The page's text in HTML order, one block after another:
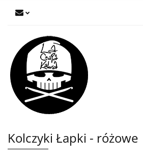
Kolczyki Łapki - różowe